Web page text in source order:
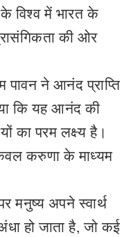
विश्व में भारत के
की ओर
पावन ने आनंद प्राप्ति
कि यह आनंद की
का परम लक्ष्य है।
करुणा के माध्यम
मनुष्य अपने स्वार्थ
हो जाता है, जो कई